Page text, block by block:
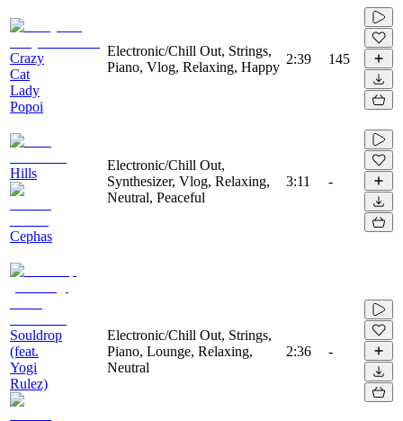
Crazy
Cat
Lady
Popoi
Electronic/Chill Out, Strings,
Piano, Vlog, Relaxing, Happy
2:39 145
Hills
Cephas
Electronic/Chill Out,
Synthesizer, Vlog, Relaxing,
Neutral, Peaceful
3:11 -
Souldrop
(feat.
Yogi
Rulez)
Electronic/Chill Out, Strings,
Piano, Lounge, Relaxing,
Neutral
2:36 -